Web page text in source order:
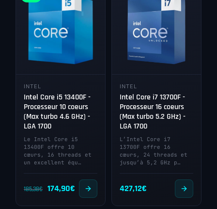
INTEL
Intel Core i5 13400F -
Processeur 10 coeurs
(Max turbo 4.6 GHz) -
LGA 1700
Le Intel Core i5
13400F offre 10
cœurs, 16 threads et
un excellent équ…
185,38€
Le
174,90€
prix
INTEL
Intel Core i7 13700F -
Processeur 16 coeurs
(Max turbo 5.2 GHz) -
LGA 1700
L’Intel Core i7
13700F offre 16
cœurs, 24 threads et
jusqu’à 5,2 GHz p…
427,12€